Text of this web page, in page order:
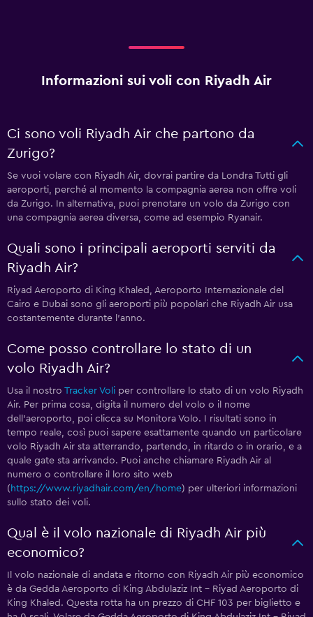
Informazioni sui voli con Riyadh Air
Ci sono voli Riyadh Air che partono da
Zurigo?
Se vuoi volare con Riyadh Air, dovrai partire da Londra Tutti gli
aeroporti, perché al momento la compagnia aerea non offre voli
da Zurigo. In alternativa, puoi prenotare un volo da Zurigo con
una compagnia aerea diversa, come ad esempio Ryanair.
Quali sono i principali aeroporti serviti da
Riyadh Air?
Riyad Aeroporto di King Khaled, Aeroporto Internazionale del
Cairo e Dubai sono gli aeroporti più popolari che Riyadh Air usa
costantemente durante l'anno.
Come posso controllare lo stato di un
volo Riyadh Air?
Usa il nostro Tracker Voli per controllare lo stato di un volo Riyadh
Air. Per prima cosa, digita il numero del volo o il nome
dell'aeroporto, poi clicca su Monitora Volo. I risultati sono in
tempo reale, così puoi sapere esattamente quando un particolare
volo Riyadh Air sta atterrando, partendo, in ritardo o in orario, e a
quale gate sta arrivando. Puoi anche chiamare Riyadh Air al
numero o controllare il loro sito web
( https://www.riyadhair.com/en/home) per ulteriori informazioni
sullo stato dei voli.
Qual è il volo nazionale di Riyadh Air più
economico?
Il volo nazionale di andata e ritorno con Riyadh Air più economico
è da Gedda Aeroporto di King Abdulaziz Int - Riyad Aeroporto di
King Khaled. Questa rotta ha un prezzo di CHF 103 per biglietto e